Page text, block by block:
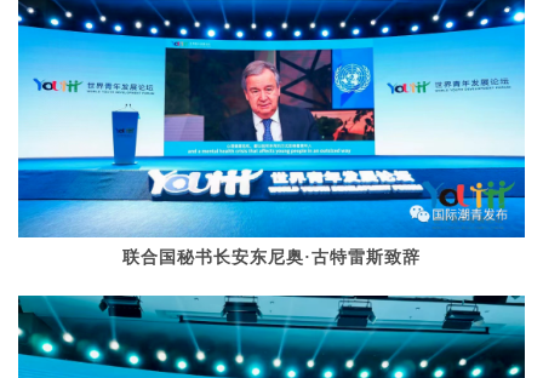
联合国秘书长安东尼奥·古特雷斯致辞